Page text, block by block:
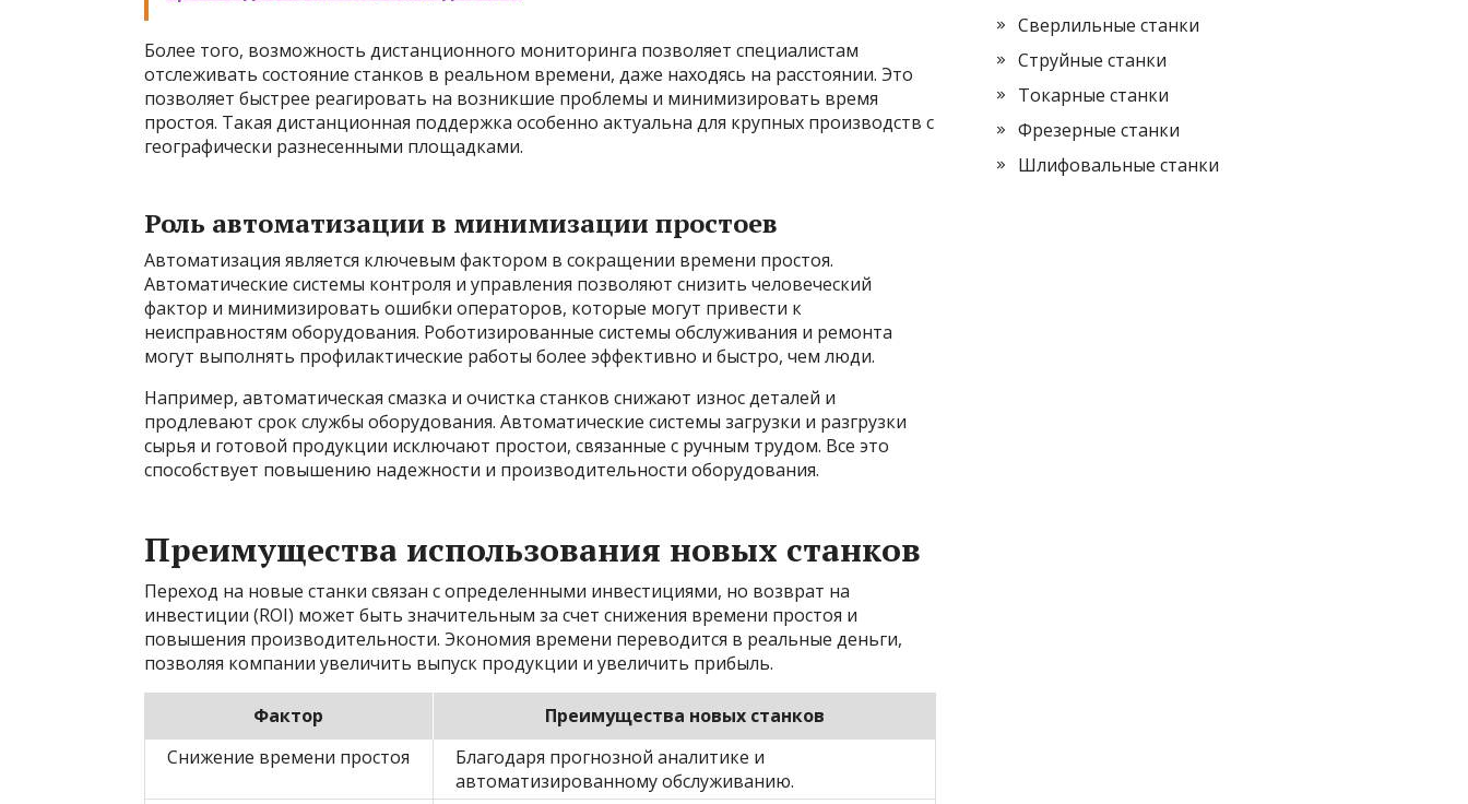
Более того, возможность дистанционного мониторинга позволяет специалистам
отслеживать состояние станков в реальном времени, даже находясь на расстоянии. Это
позволяет быстрее реагировать на возникшие проблемы и минимизировать время
простоя. Такая дистанционная поддержка особенно актуальна для крупных производств с
географически разнесенными площадками.
Роль автоматизации в минимизации простоев
Автоматизация является ключевым фактором в сокращении времени простоя.
Автоматические системы контроля и управления позволяют снизить человеческий
фактор и минимизировать ошибки операторов, которые могут привести к
неисправностям оборудования. Роботизированные системы обслуживания и ремонта
могут выполнять профилактические работы более эффективно и быстро, чем люди.
Например, автоматическая смазка и очистка станков снижают износ деталей и
продлевают срок службы оборудования. Автоматические системы загрузки и разгрузки
сырья и готовой продукции исключают простои, связанные с ручным трудом. Все это
способствует повышению надежности и производительности оборудования.
Преимущества использования новых станков
Переход на новые станки связан с определенными инвестициями, но возврат на
инвестиции (ROI) может быть значительным за счет снижения времени простоя и
повышения производительности. Экономия времени переводится в реальные деньги,
позволяя компании увеличить выпуск продукции и увеличить прибыль.
Фактор
Преимущества новых станков
Снижение времени простоя
Благодаря прогнозной аналитике и
автоматизированному обслуживанию.
Сверлильные станки
Струйные станки
Токарные станки
Фрезерные станки
Шлифовальные станки